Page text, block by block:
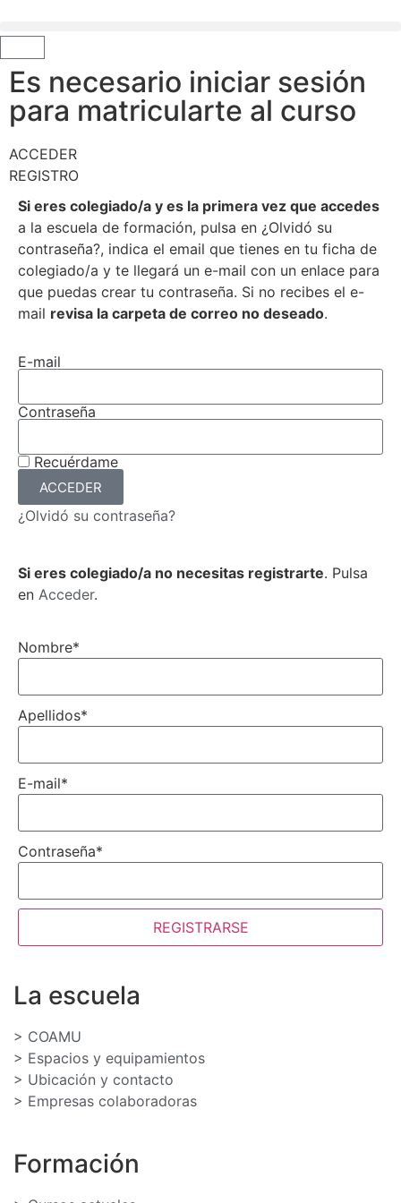
Es necesario iniciar sesión
para matricularte al curso
ACCEDER
REGISTRO
Si eres colegiado/a y es la primera vez que accedes
a la escuela de formación, pulsa en ¿Olvidó su
contraseña?, indica el email que tienes en tu ficha de
colegiado/a y te llegará un e-mail con un enlace para
que puedas crear tu contraseña. Si no recibes el e-
mail revisa la carpeta de correo no deseado.
E-mail
Contraseña
Recuérdame
ACCEDER
¿Olvidó su contraseña?
Si eres colegiado/a no necesitas registrarte. Pulsa
en Acceder.
Nombre*
Apellidos*
E-mail*
Contraseña*
REGISTRARSE
La escuela
> COAMU
> Espacios y equipamientos
> Ubicación y contacto
> Empresas colaboradoras
Formación